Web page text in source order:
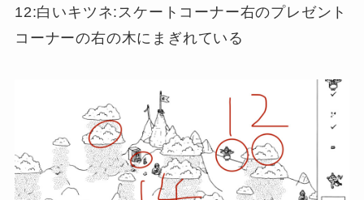
12:白いキツネ:スケートコーナー右のプレゼント
コーナーの右の木にまぎれている